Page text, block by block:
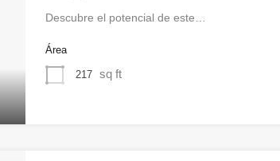
Descubre el potencial de este…
Área
217 sq ft